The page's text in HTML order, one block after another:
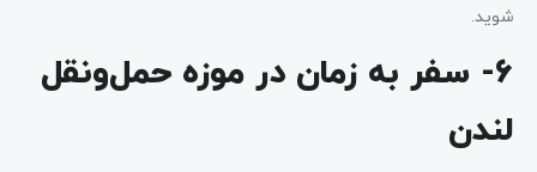
شوید.
6- سفر به زمان در موزه حمل‌ونقل
لندن